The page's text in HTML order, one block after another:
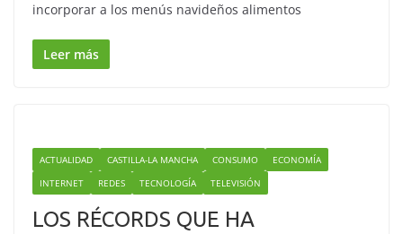
incorporar a los menús navideños alimentos
Leer más
ACTUALIDAD CASTILLA-LA MANCHA CONSUMO
ECONOMÍA
INTERNET
REDES TECNOLOGÍA TELEVISIÓN
LOS RÉCORDS QUE HA